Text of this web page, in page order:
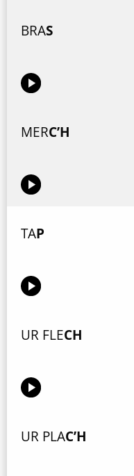
BRAS
MERC’H
TAP
UR FLECH
UR PLAC’H